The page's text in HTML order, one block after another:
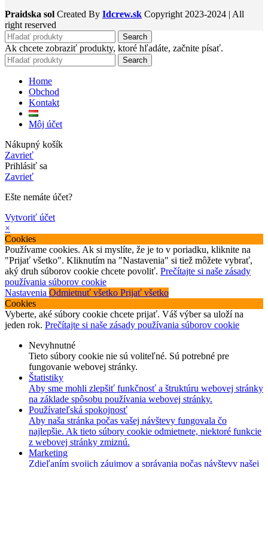
Praidska sol Created By Idcrew.sk Copyright 2023-2024 | All
right reserved
Search
Ak chcete zobraziť produkty, ktoré hľadáte, začnite písať.
Search
Home
Obchod
Kontakt
Môj účet
Nákupný košík
Zavrieť
Prihlásiť sa
Zavrieť
Ešte nemáte účet?
Vytvoriť účet
×
Cookies
Používame cookies. Ak si myslíte, že je to v poriadku, kliknite na
"Prijať všetko". Kliknutím na "Nastavenia" si tiež môžete vybrať,
aký druh súborov cookie chcete povoliť. Prečítajte si naše zásady
používania súborov cookie
Nastavenia Odmietnuť všetko Prijať všetko
Cookies
Vyberte, aké súbory cookie chcete prijať. Váš výber sa uloží na
jeden rok. Prečítajte si naše zásady používania súborov cookie
Nevyhnutné
Tieto súbory cookie nie sú voliteľné. Sú potrebné pre
fungovanie webovej stránky.
Štatistiky
Aby sme mohli zlepšiť funkčnosť a štruktúru webovej stránky
na základe spôsobu používania webovej stránky.
Používateľská spokojnosť
Aby naša stránka počas vašej návštevy fungovala čo
najlepšie. Ak tieto súbory cookie odmietnete, niektoré funkcie
z webovej stránky zmiznú.
Marketing
Zdieľaním svojich záujmov a správania počas návštevy našej